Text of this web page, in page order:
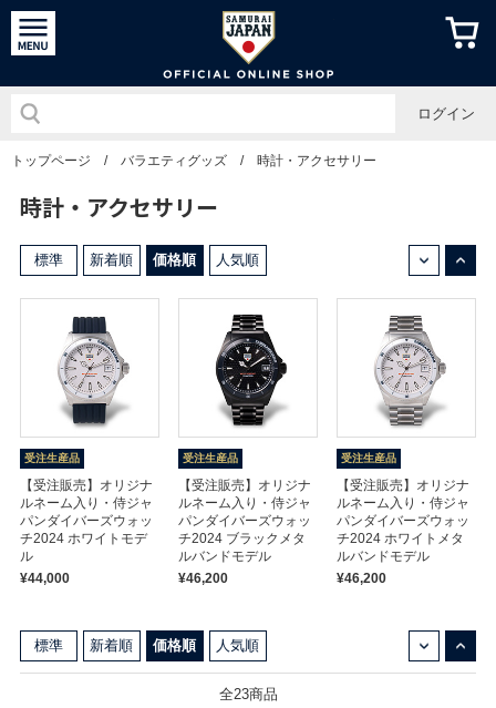
侍ジャパ
ログイン
トップページ / バラエティグッズ / 時計・アクセサリー
時計・アクセサリー
標準 新着順 価格順 人気順
受注生産品
【受注販売】オリジナ
ルネーム入り・侍ジャ
パンダイバーズウォッ
チ2024 ホワイトモデ
ル
¥44,000
受注生産品
【受注販売】オリジナ
ルネーム入り・侍ジャ
パンダイバーズウォッ
チ2024 ブラックメタ
ルバンドモデル
¥46,200
受注生産品
【受注販売】オリジナ
ルネーム入り・侍ジャ
パンダイバーズウォッ
チ2024 ホワイトメタ
ルバンドモデル
¥46,200
標準 新着順 価格順 人気順
全23商品